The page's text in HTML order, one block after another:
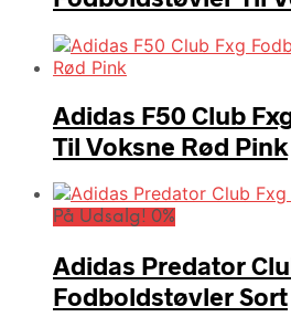
Adidas F50 Club
Til Voksne Rød Pink
På Udsalg! 0%
Adidas Predator
Fodboldstøvler Sort